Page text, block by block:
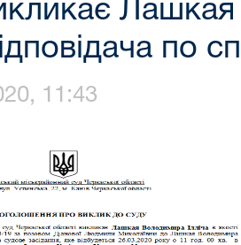
по
11:43